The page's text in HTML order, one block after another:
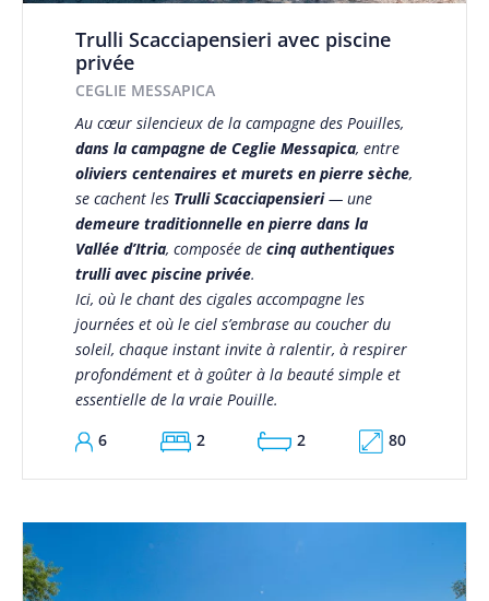
Trulli Scacciapensieri avec piscine
privée
CEGLIE MESSAPICA
Au cœur silencieux de la campagne des Pouilles,
dans la campagne de Ceglie Messapica, entre
oliviers centenaires et murets en pierre sèche,
se cachent les Trulli Scacciapensieri— une
demeure traditionnelle en pierre dans la
Vallée d’Itria, composée de cinq authentiques
trulli avec piscine privée.
Ici, où le chant des cigales accompagne les
journées et où le ciel s’embrase au coucher du
soleil, chaque instant invite à ralentir, à respirer
profondément et à goûter à la beauté simple et
essentielle de la vraie Pouille.
6
2 2 80